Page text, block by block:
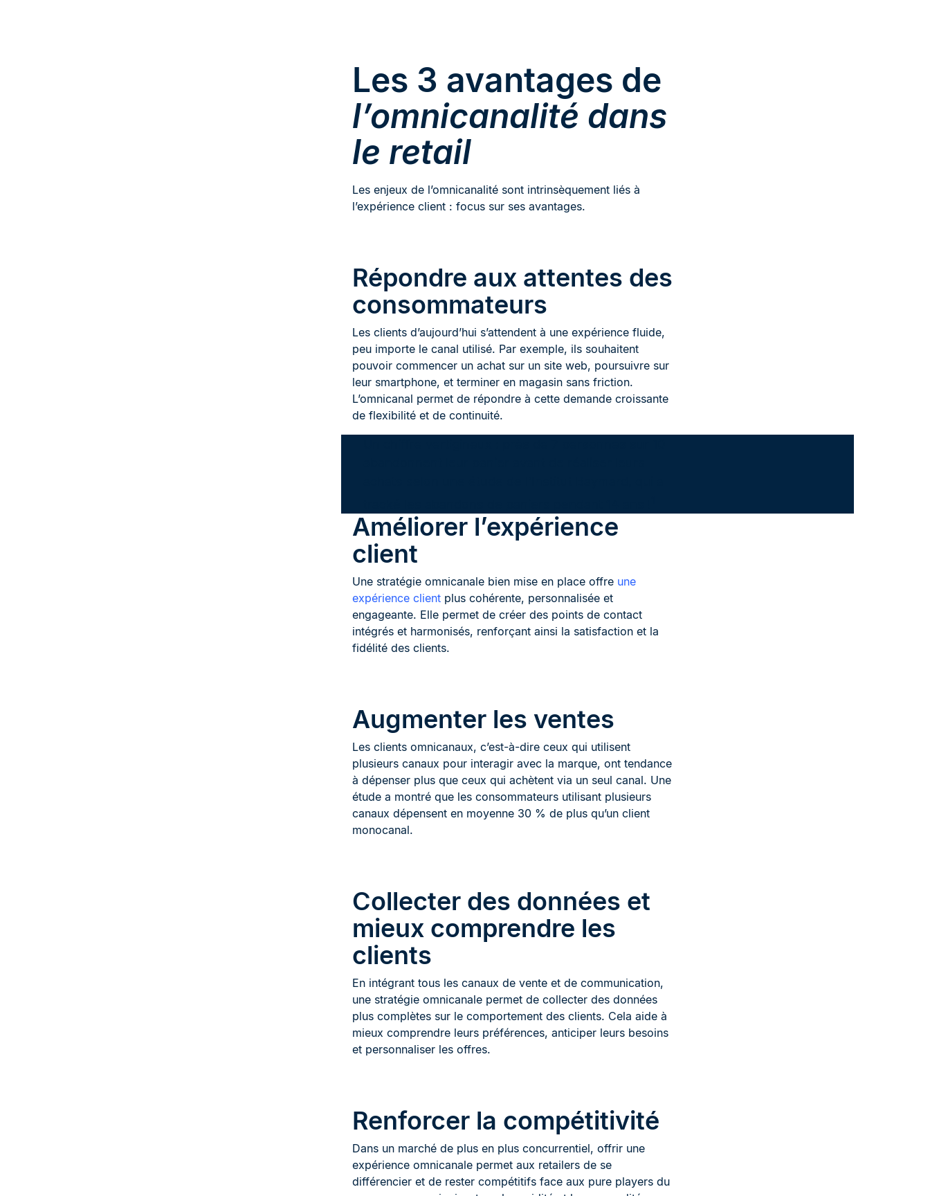
Les 3 avantages de
l’omnicanalité dans
le retail
Les enjeux de l’omnicanalité sont intrinsèquement liés à
l’expérience client : focus sur ses avantages.
Répondre aux attentes des
consommateurs
Les clients d’aujourd’hui s’attendent à une expérience fluide,
peu importe le canal utilisé. Par exemple, ils souhaitent
pouvoir commencer un achat sur un site web, poursuivre sur
leur smartphone, et terminer en magasin sans friction.
L’omnicanal permet de répondre à cette demande croissante
de flexibilité et de continuité.
Améliorer l’expérience
client
Une stratégie omnicanale bien mise en place offre une
expérience clientplus cohérente, personnalisée et
engageante. Elle permet de créer des points de contact
intégrés et harmonisés, renforçant ainsi la satisfaction et la
fidélité des clients.
Augmenter les ventes
Les clients omnicanaux, c’est-à-dire ceux qui utilisent
plusieurs canaux pour interagir avec la marque, ont tendance
à dépenser plus que ceux qui achètent via un seul canal. Une
étude a montré que les consommateurs utilisant plusieurs
canaux dépensent en moyenne 30 % de plus qu’un client
monocanal.
Collecter des données et
mieux comprendre les
clients
En intégrant tous les canaux de vente et de communication,
une stratégie omnicanale permet de collecter des données
plus complètes sur le comportement des clients. Cela aide à
mieux comprendre leurs préférences, anticiper leurs besoins
et personnaliser les offres.
Renforcer la compétitivité
Dans un marché de plus en plus concurrentiel, offrir une
expérience omnicanale permet aux retailers de se
différencier et de rester compétitifs face aux pure players du